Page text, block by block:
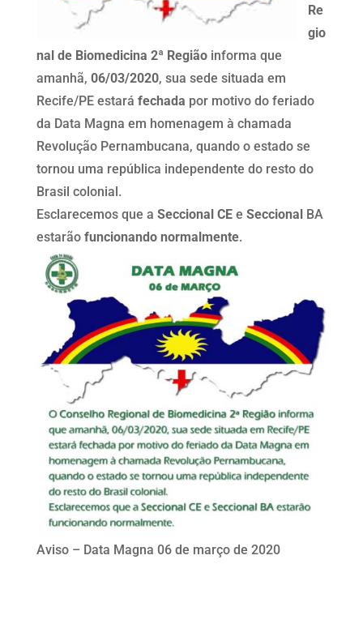
Re
gio
nal de Biomedicina 2ª Regiãoinforma que
amanhã, 06/03/2020, sua sede situada em
Recife/PE estará fechada por motivo do feriado
da Data Magna em homenagem à chamada
Revolução Pernambucana, quando o estado se
tornou uma república independente do resto do
Brasil colonial.
Esclarecemos que a Seccional CEe SeccionalBA
estarão funcionando normalmente.
Aviso – Data Magna 06 de março de 2020